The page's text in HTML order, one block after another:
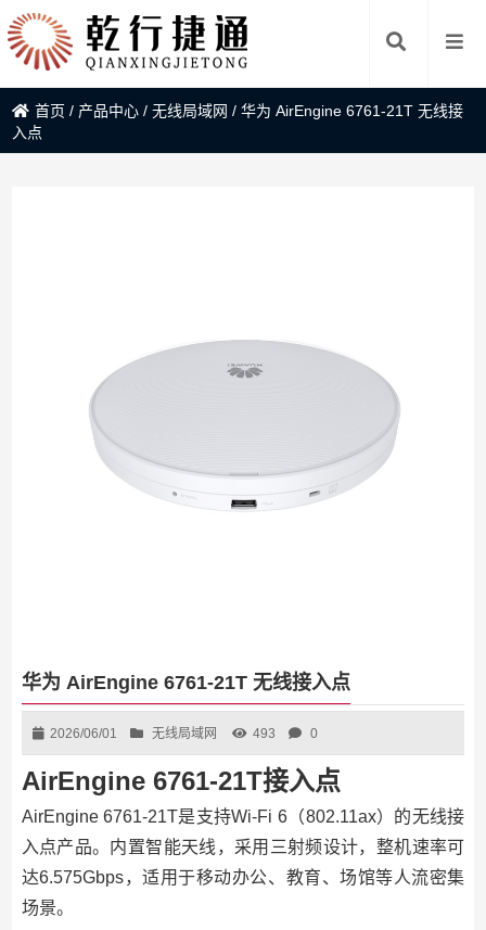
首页 / 产品中心 /无线局域网 /华为 AirEngine 6761-21T 无线接
入点
华为 AirEngine 6761-21T 无线接入点
2026/06/01 无线局域网 493 0
AirEngine 6761-21T接入点
AirEngine 6761-21T是支持Wi-Fi 6（802.11ax）的无线接
入点产品。内置智能天线，采用三射频设计，整机速率可
达6.575Gbps，适用于移动办公、教育、场馆等人流密集
场景。